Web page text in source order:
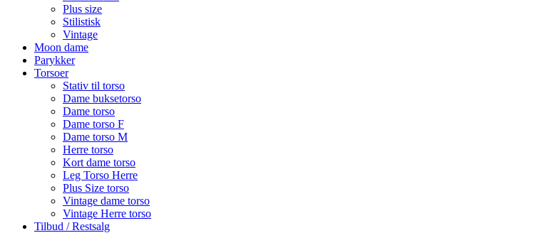
Plus size
Stilistisk
Vintage
Moon dame
Parykker
Torsoer
Stativ til torso
Dame buksetorso
Dame torso
Dame torso F
Dame torso M
Herre torso
Kort dame torso
Leg Torso Herre
Plus Size torso
Vintage dame torso
Vintage Herre torso
Tilbud / Restsalg